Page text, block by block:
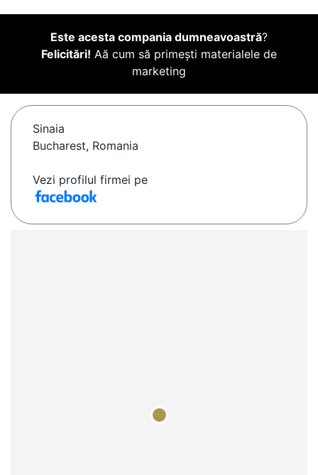
Este acesta compania dumneavoastră?
Felicitări! Aă cum să primești materialele de
marketing
Sinaia
Bucharest, Romania
Vezi profilul firmei pe